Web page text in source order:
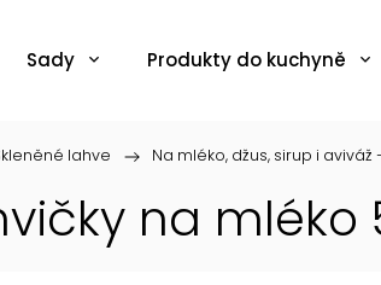
Sady Produkty do kuchyně
lahve / Na mléko, džus, sirup i aviváž
na mléko